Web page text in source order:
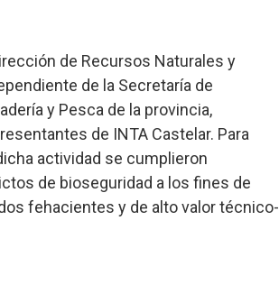
de Recursos Naturales y
de la Secretaría de
y Pesca de la provincia,
de INTA Castelar. Para
actividad se cumplieron
de bioseguridad a los fines de
fehacientes y de alto valor técnico-